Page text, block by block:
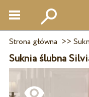
Strona główna >>
Suknia ślubna